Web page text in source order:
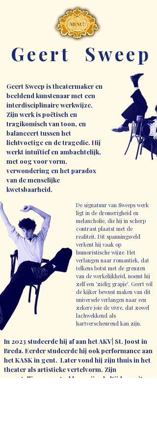
Geert Sweep
Geert Sweep is theatermaker en
beeldend kunstenaar met een
interdisciplinaire werkwijze.
Zijn werk is poëtisch en
tragikomisch van toon, en
balanceert tussen het
lichtvoetige en de tragedie. Hij
werkt intuïtief en ambachtelijk,
met oog voor vorm,
verwondering en het paradox
van de menselijke
kwetsbaarheid.
De signatuur van Sweeps werk
ligt in de dromerigheid en
melancholie, die hij in scherp
contrast plaatst met de
realiteit. Dit spanningsveld
verkent hij vaak op
humoristische wijze. Het
verlangen naar romantiek, dat
telkens botst met de grenzen
van de werkelijkheid, noemt hij
zelf een ‘zielig grapje’. Geert wil
de kijker bewust maken van dit
universele verlangen naar een
zekere joie de vivre, dat zowel
lachwekkend als
hartverscheurend kan zijn.
In 2023 studeerde hij af aan het AKV| St. Joost in
Breda. Eerder studeerde hij ook performance aan
het KASK in gent. Later vond hij zijn thuis in het
theater als artistieke vertelvorm. Zijn
voorstellingen vertrekken vrijwel altijd vanuit